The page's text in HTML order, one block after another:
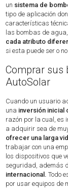
un sistema de
tipo de aplicación
características
las bombas de
cada atributo
si esta puede ser o
Comprar sus
AutoSolar
Cuando un usuario
una inversión inicial
razón por la cual, es
a adquirir sea de
ofrecer una larga
trabajar con una
los dispositivos que
seguridad, además
internacional. Todo
por usar equipos de